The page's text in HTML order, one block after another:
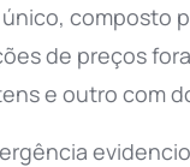
composto
de preços
e outro com